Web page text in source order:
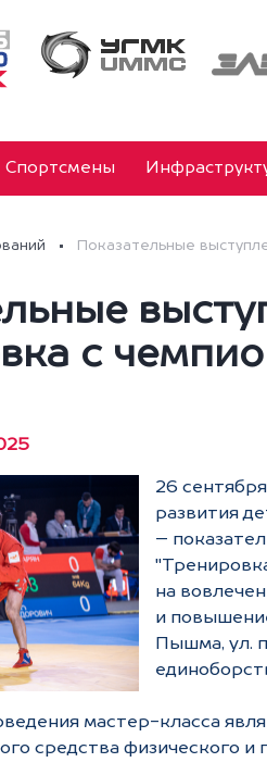
Спортсмены
Показательные
с
26
развития
–
на
и
Пышма, ул.
мастер-класса
средства физического